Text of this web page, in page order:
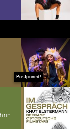
Postponed!